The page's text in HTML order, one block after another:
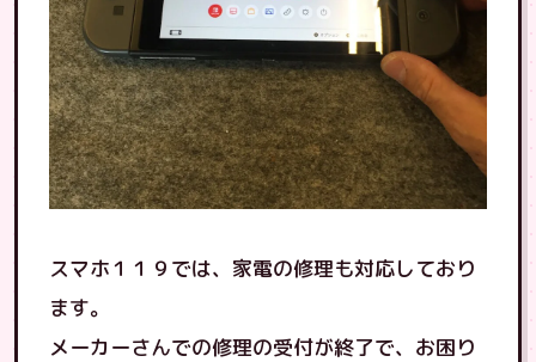
スマホ１１９では、家電の修理も対応しており
ます。
メーカーさんでの修理の受付が終了で、お困り